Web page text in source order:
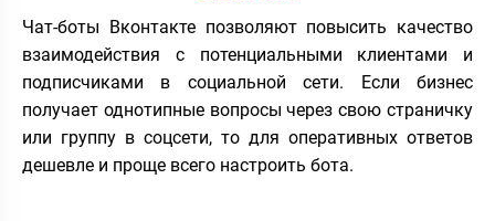
Чат-боты Вконтакте позволяют повысить качество
взаимодействия с потенциальными клиентами и
подписчиками в социальной сети. Если бизнес
получает однотипные вопросы через свою страничку
или группу в соцсети, то для оперативных ответов
дешевле и проще всего настроить бота.